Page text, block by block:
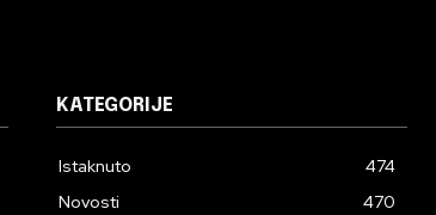
KATEGORIJE
Istaknuto
474
Novosti
470